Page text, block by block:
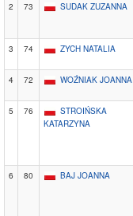
2
73 SUDAK ZUZANNA
3
74 ZYCH NATALIA
4
72 WOŹNIAK JOANNA
5
76
STROIŃSKA
KATARZYNA
6
80 BAJ JOANNA